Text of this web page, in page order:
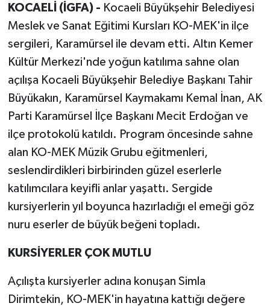
KOCAELİ (İGFA) - Kocaeli Büyükşehir Belediyesi
Meslek ve Sanat Eğitimi Kursları KO-MEK'in ilçe
sergileri, Karamürsel ile devam etti. Altın Kemer
Kültür Merkezi'nde yoğun katılıma sahne olan
açılışa Kocaeli Büyükşehir Belediye Başkanı Tahir
Büyükakın, Karamürsel Kaymakamı Kemal İnan, AK
Parti Karamürsel İlçe Başkanı Mecit Erdoğan ve
ilçe protokolü katıldı. Program öncesinde sahne
alan KO-MEK Müzik Grubu eğitmenleri,
seslendirdikleri birbirinden güzel eserlerle
katılımcılara keyifli anlar yaşattı. Sergide
kursiyerlerin yıl boyunca hazırladığı el emeği göz
nuru eserler de büyük beğeni topladı.
KURSİYERLER ÇOK MUTLU
Açılışta kursiyerler adına konuşan Simla
Dirimtekin, KO-MEK'in hayatına kattığı değere